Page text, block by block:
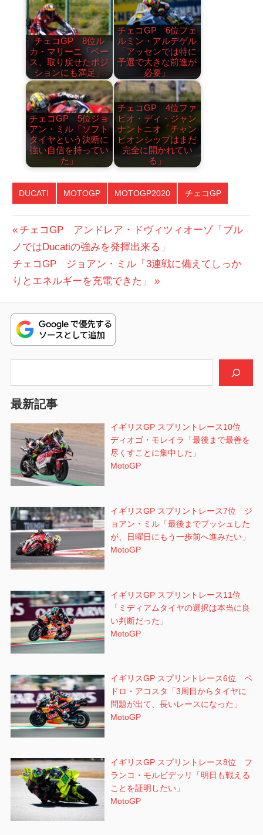
チェコGP 8位ル
カ・マリーニ「ペー
ス、取り戻せたポジ
ションにも満足」
チェコGP 6位フェ
ルミン・アルデゲル
「アッセンでは特に
予選で大きな前進が
必要」
チェコGP 5位ジョ
アン・ミル「ソフト
タイヤという決断に
強い自信を持ってい
た」
チェコGP 4位ファ
ビオ・ディ・ジャン
ナントニオ「チャン
ピオンシップはまだ
完全に開かれてい
る」
DUCATI MOTOGP MOTOGP2020 チェコGP
投
稿
ナ
ビ
ゲ
ー
ン
前
の
投
稿:
チェコGP アンドレア・ドヴィツィオーゾ「ブル
ノではDucatiの強みを発揮出来る」
次
の
稿:
チェコGP ジョアン・ミル「3連戦に備えてしっか
りとエネルギーを充電できた」
最新記事
イギリスGP スプリントレース10位
ディオゴ・モレイラ「最後まで最善を
尽くすことに集中した」
MotoGP
イギリスGP スプリントレース7位 ジ
ョアン・ミル「最後までプッシュした
が、日曜日にもう一歩前へ進みたい」
MotoGP
イギリスGP スプリントレース11位
「ミディアムタイヤの選択は本当に良
い判断だった」
MotoGP
イギリスGP スプリントレース6位 ペ
ドロ・アコスタ「3周目からタイヤに
問題が出て、長いレースになった」
MotoGP
イギリスGP スプリントレース8位 フ
ランコ・モルビデッリ「明日も戦える
ことを証明したい」
MotoGP